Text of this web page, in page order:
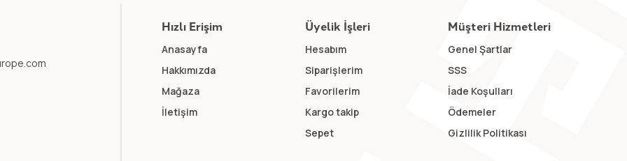
Hızlı Erişim
Anasayfa
Hakkımızda
Mağaza
İletişim
Üyelik İşleri
Hesabım
Siparişlerim
Favorilerim
Kargo takip
Sepet
Müşteri Hizmetleri
Genel Şartlar
SSS
İade Koşulları
Ödemeler
Gizlilik Politikası